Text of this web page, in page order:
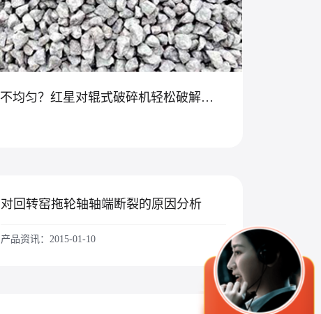
物料硬度高、粒度不均匀？红星对辊式破碎机轻松破解砂石骨料难题！
对回转窑拖轮轴轴端断裂的原因分析
产品资讯：2015-01-10